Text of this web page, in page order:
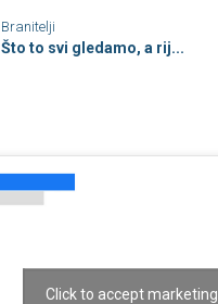
Branitelji
Što to svi gledamo, a rij...
Click to accept marketing